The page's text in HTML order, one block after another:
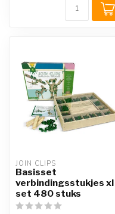
JOIN CLIPS
Basisset
verbindingsstukjes xl
set 480 stuks